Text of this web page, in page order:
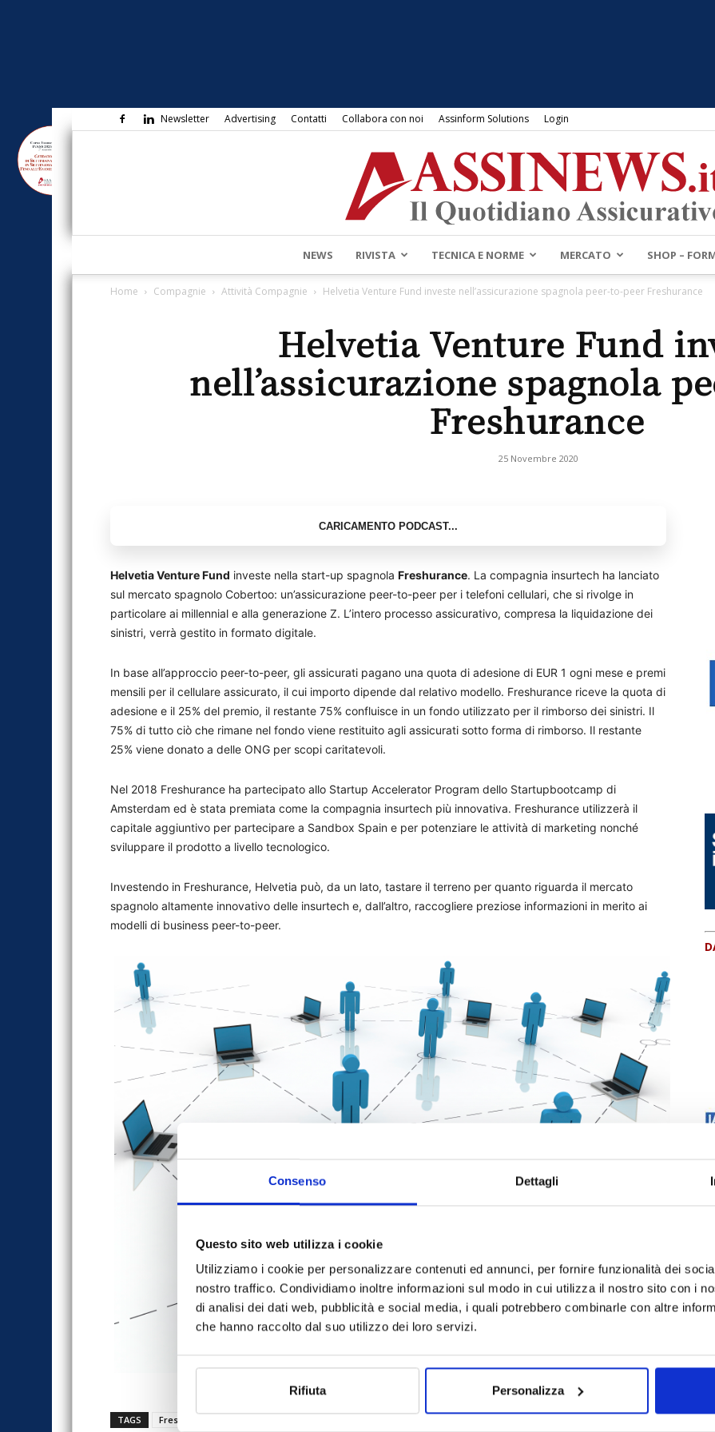
Consenso Dettagli
Questo sito web utilizza i cookie
Utilizziamo i cookie per personalizzare contenuti ed annunci, per fornire funzionalità dei
nostro traffico. Condividiamo inoltre informazioni sul modo in cui utilizza il nostro sito con i
di analisi dei dati web, pubblicità e social media, i quali potrebbero combinarle con altre
che hanno raccolto dal suo utilizzo dei loro servizi.
Rifiuta Personalizza
Newsletter Advertising Contatti Collabora con noi Assinform Solutions Login
Assinews.it
NEWS RIVISTA TECNICA E NORME MERCATO SHOP –
Home Compagnie Attività Compagnie Helvetia Venture Fund investe nell’assicurazione spagnola peer-to-peer Freshurance
Helvetia Venture Fund
nell’assicurazione spagnola
Freshurance
25 Novembre 2020
Helvetia Venture Fund investe nella start-up spagnola Freshurance. La compagnia insurtech ha lanciato
sul mercato spagnolo Cobertoo: un’assicurazione peer-to-peer per i telefoni cellulari, che si rivolge in
particolare ai millennial e alla generazione Z. L’intero processo assicurativo, compresa la liquidazione dei
sinistri, verrà gestito in formato digitale.
In base all’approccio peer-to-peer, gli assicurati pagano una quota di adesione di EUR 1 ogni mese e premi
mensili per il cellulare assicurato, il cui importo dipende dal relativo modello. Freshurance riceve la quota di
adesione e il 25% del premio, il restante 75% confluisce in un fondo utilizzato per il rimborso dei sinistri. Il
75% di tutto ciò che rimane nel fondo viene restituito agli assicurati sotto forma di rimborso. Il restante
25% viene donato a delle ONG per scopi caritatevoli.
Nel 2018 Freshurance ha partecipato allo Startup Accelerator Program dello Startupbootcamp di
Amsterdam ed è stata premiata come la compagnia insurtech più innovativa. Freshurance utilizzerà il
capitale aggiuntivo per partecipare a Sandbox Spain e per potenziare le attività di marketing nonché
sviluppare il prodotto a livello tecnologico.
Investendo in Freshurance, Helvetia può, da un lato, tastare il terreno per quanto riguarda il mercato
spagnolo altamente innovativo delle insurtech e, dall’altro, raccogliere preziose informazioni in merito ai
modelli di business peer-to-peer.
TAGS Freshurance